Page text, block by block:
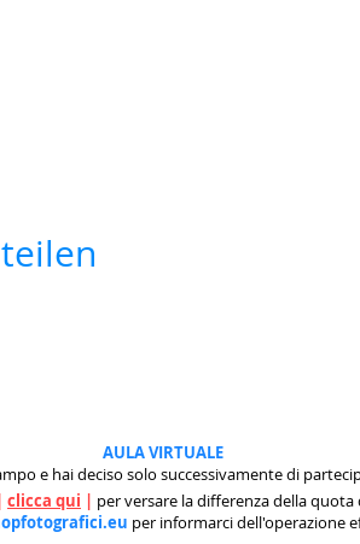
AULA VIRTUALE
e hai deciso solo successivamente di
| clicca qui | per versare la differenza della
per informarci dell'operazione